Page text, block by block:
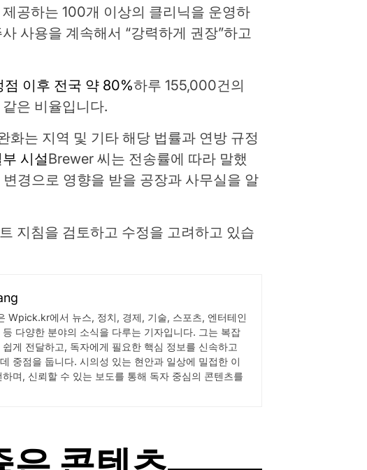
공하는 100개 이상의 클리닉을 운영하
사용을 계속해서 “강력하게 권장”하고
점 이후 전국 약 80%하루 155,000건의
은 비율입니다.
화는 지역 및 기타 해당 법률과 연방 규정
시설Brewer 씨는 전송률에 따라 말했
경으로 영향을 받을 공장과 사무실을 알
지침을 검토하고 수정을 고려하고 있습
Wpick.kr에서 뉴스, 정치, 경제, 기술, 스포츠, 엔터테인
다양한 분야의 소식을 다루는 기자입니다. 그는 복잡
게 전달하고, 독자에게 필요한 핵심 정보를 신속하고
중점을 둡니다. 시의성 있는 현안과 일상에 밀접한 이
며, 신뢰할 수 있는 보도를 통해 독자 중심의 콘텐츠를